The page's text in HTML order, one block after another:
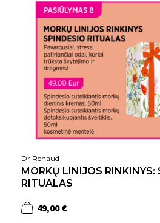
Dr Renaud
MORKŲ LINIJOS RINKINYS:
RITUALAS
49,00 €